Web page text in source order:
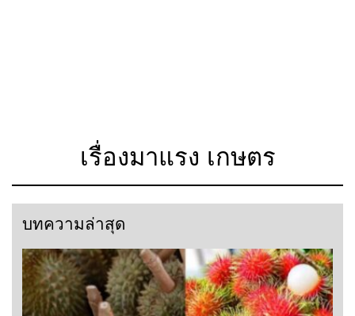
เรื่องมาแรง เกษตร
บทความล่าสุด